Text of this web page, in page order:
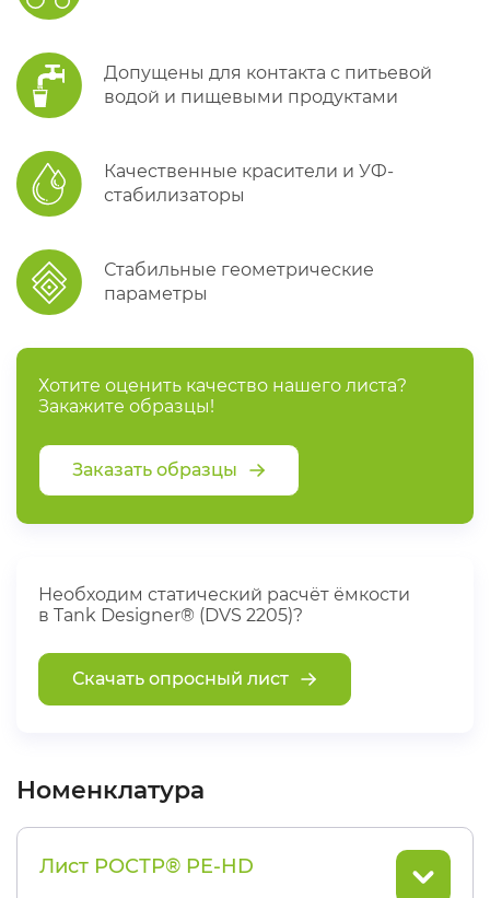
Допущены для контакта с питьевой
водой и пищевыми продуктами
Качественные красители и УФ-
стабилизаторы
Стабильные геометрические
параметры
Хотите оценить качество нашего листа?
Закажите образцы!
Заказать образцы
Необходим статический расчёт ёмкости
в Tank Designer® (DVS 2205)?
Скачать опросный лист
Номенклатура
Лист РОСТР® PE-HD